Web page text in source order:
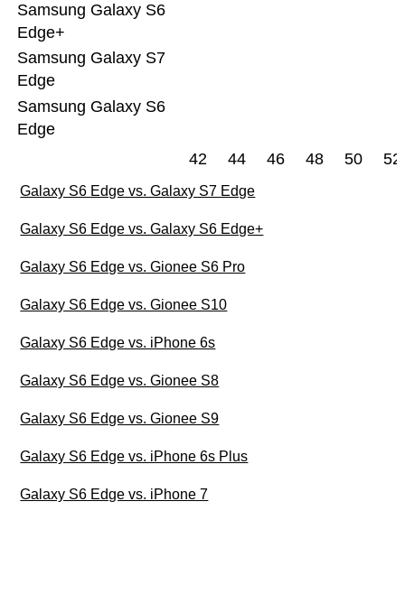
Samsung Galaxy S6
Edge
Samsung Galaxy S7
Edge
Samsung Galaxy S6
Edge+
42 44 46 48 50 52
Galaxy S6 Edge vs. Galaxy S7 Edge
Galaxy S6 Edge vs. Galaxy S6 Edge+
Galaxy S6 Edge vs. Gionee S6 Pro
Galaxy S6 Edge vs. Gionee S10
Galaxy S6 Edge vs. iPhone 6s
Galaxy S6 Edge vs. Gionee S8
Galaxy S6 Edge vs. Gionee S9
Galaxy S6 Edge vs. iPhone 6s Plus
Galaxy S6 Edge vs. iPhone 7